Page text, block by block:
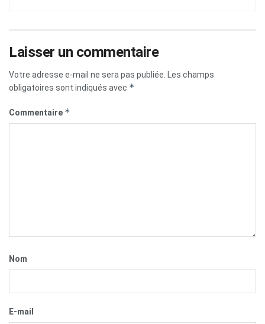
Laisser un commentaire
Votre adresse e-mail ne sera pas publiée.
Les champs
obligatoires sont indiqués avec *
Commentaire *
Nom
E-mail